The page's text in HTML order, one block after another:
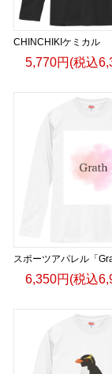
CHINCHIKIケミカル
5,770円(税込
スポーツアパレル「
6,350円(税込